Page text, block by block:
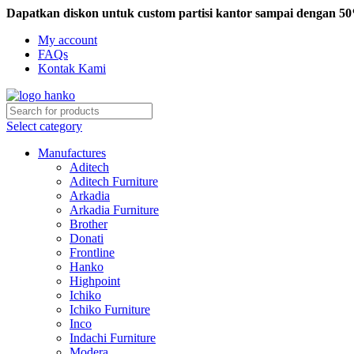
Dapatkan diskon untuk custom partisi kantor sampai dengan
My account
FAQs
Kontak Kami
Select category
Manufactures
Aditech
Aditech Furniture
Arkadia
Arkadia Furniture
Brother
Donati
Frontline
Hanko
Highpoint
Ichiko
Ichiko Furniture
Inco
Indachi Furniture